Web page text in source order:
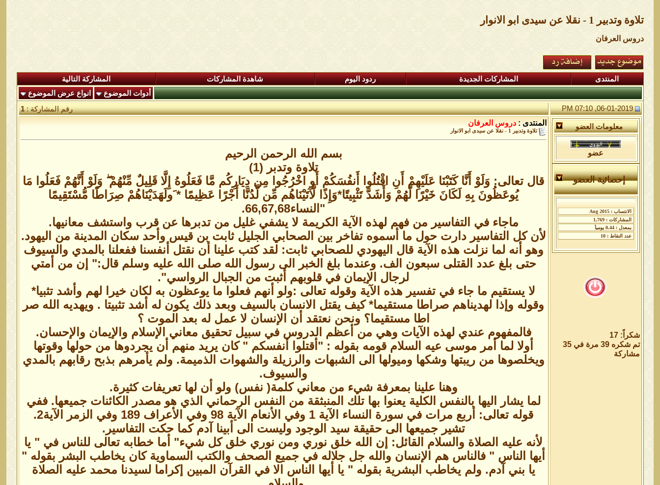
تلاوة وتدبير 1 - نقلا عن سيدى ابو الانوار
دروس العرفان
المنتدى المشاركات الجديدة ردود اليوم شاهدة المشاركات
المشاركة التالية
أدوات الموضوع
انواع عرض الموضوع
06-01-2019, 07:10 PM
رقم المشاركة :1
معلومات العضو
عضو
إحصائية العضو
شكراً: 17
تم شكره 39 مرة في 35
مشاركة
المنتدى : دروس العرفان
تلاوة وتدبير 1 - نقلا عن سيدى ابو الانوار
بسم الله الرحمن الرحيم
تلاوة وتدبر (1)
قال تعالى: وَلَوْ أَنَّا كَتَبْنَا عَلَيْهِمْ أَنِ اقْتُلُوا أَنفُسَكُمْ أَوِ اخْرُجُوا مِن دِيَارِكُم مَّا فَعَلُوهُ إِلَّا قَلِيلٌ مِّنْهُمْ ۖ وَلَوْ أَنَّهُمْ فَعَلُوا مَا
يُوعَظُونَ بِهِ لَكَانَ خَيْرًا لَّهُمْ وَأَشَدَّ تَثْبِيتًا*وَإِذًا لَّآتَيْنَاهُم مِّن لَّدُنَّا أَجْرًا عَظِيمًا * َولَهَدَيْنَاهُمْ صِرَاطًا مُّسْتَقِيمًا
"النساء66,67,68.
ماجاء في التفاسير من فهم لهذه الآية الكريمة لا يشفي غليل من تدبرها عن قرب واستشف معانيها.
لأن كل التفاسير دارت حول ما أسموه تفاخر بين الصحابي الجليل ثابت بن قيس وأحد سكان المدينة من اليهود.
وهو أنه لما نزلت هذه الآية قال اليهودي للصحابي ثابت: لقد كتب علينا أن نقتل أنفسنا ففعلنا بالمدي والسيوف
حتى بلغ عدد القتلى سبعون الف. وعندما بلغ الخبر الى رسول الله صلى الله عليه وسلم قال:" إن من أمتي
لرجال الإيمان في قلوبهم أثبت من الجبال الرواسي".
لا يستقيم ما جاء في تفسير هذه الآية وقوله تعالى :ولو أنهم فعلوا ما يوعظون به لكان خيرا لهم وأشد تثبيا*
وقوله وإذا لهديناهم صراطا مستقيما* كيف يقتل الانسان بالسيف وبعد ذلك يكون له أشد تثبيتا . ويهديه الله صر
اطا مستقيما؟ ونحن نعتقد أن الإنسان لا عمل له بعد الموت ؟
فالمفهوم عندي لهذه الآيات وهي من أعظم الدروس في سبيل تحقيق معاني الإسلام والإيمان والإحسان.
أولا لما أمر موسى عيه السلام قومه بقوله : "أقتلوا أنفسكم " كان يريد منهم أن يجردوها من حولها وقوتها
ويخلصوها من ريبتها وشكها وميولها الى الشبهات والرزيلة والشهوات الذميمة. ولم يأمرهم بذبح رقابهم بالمدي
والسيوف.
وهنا علينا بمعرفة شيء من معاني كلمة( نفس) ولو أن لها تعريفات كثيرة.
لما يشار اليها بالنفس الكلية يعنوا بها تلك المنبثقة من النفس الرحماني الذي هو مصدر الكائنات جميعها. ففي
قوله تعالى: أربع مرات في سورة النساء الآية 1 وفي الأنعام الآية 98 وفي الأعراف 189 وفي الزمر الآية2.
تشير جميعها الى حقيقة سيد الوجود وليست الى أبينا آدم كما حكت التفاسير.
لأنه عليه الصلاة والسلام القائل: إن الله خلق نوري ومن نوري خلق كل شيء" أما خطابه تعالى للناس في " يا
أيها الناس " فالناس هم الإنسان والله جل جلاله في جميع الصحف والكتب السماوية كان يخاطب البشر بقوله "
يا بني آدم. ولم يخاطب البشرية بقوله " يا أيها الناس الا في القرآن المبين إكراما لسيدنا محمد عليه الصلاة